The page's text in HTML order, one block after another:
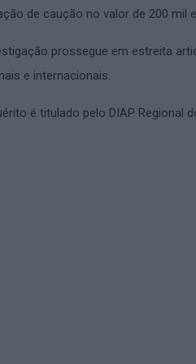
de caução no valor de 200 mil
prossegue em estreita
e internacionais.
é titulado pelo DIAP Regional